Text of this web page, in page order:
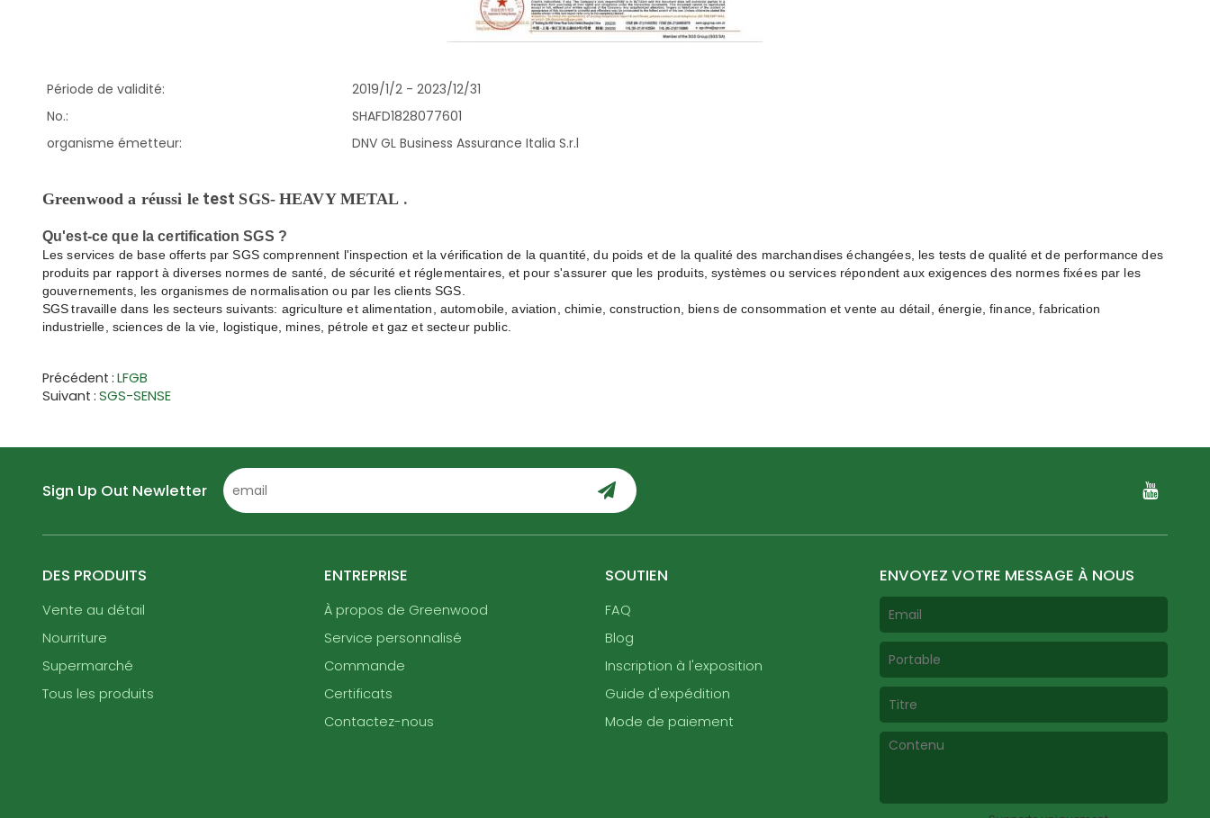
Période de validité:
2019/1/2 - 2023/12/31
No.:
SHAFD1828077601
organisme émetteur:
DNV GL Business Assurance Italia S.r.l
Greenwood a réussi le test SGS- HEAVY METAL .
Qu'est-ce que la certification SGS ?
Les services de base offerts par SGS comprennent l'inspection et la vérification de la quantité, du poids et de la qualité des marchandises échangées, les tests de qualité et de performance des
produits par rapport à diverses normes de santé, de sécurité et réglementaires, et pour s'assurer que les produits, systèmes ou services répondent aux exigences des normes fixées par les
gouvernements, les organismes de normalisation ou par les clients SGS.
SGS travaille dans les secteurs suivants: agriculture et alimentation, automobile, aviation, chimie, construction, biens de consommation et vente au détail, énergie, finance, fabrication
industrielle, sciences de la vie, logistique, mines, pétrole et gaz et secteur public.
Précédent LFGB
Suivant SGS-SENSE
Sign Up Out Newletter
DES PRODUITS
Vente au détail
Nourriture
Supermarché
Tous les produits
ENTREPRISE
À propos de Greenwood
Service personnalisé
Commande
Certificats
Contactez-nous
SOUTIEN
FAQ
Blog
Inscription à l'exposition
Guide d'expédition
Mode de paiement
ENVOYEZ VOTRE MESSAGE À NOUS